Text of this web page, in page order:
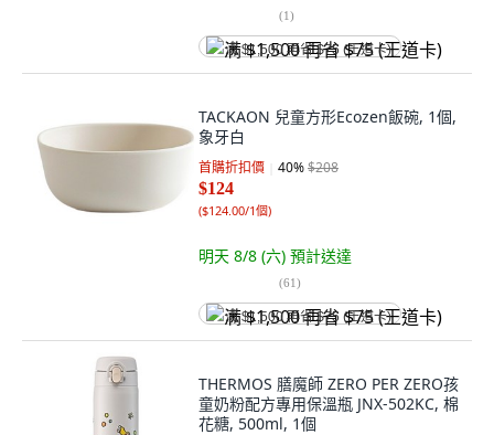
(1)
满 $1,500 再省 $75 (王道卡)
TACKAON 兒童方形Ecozen飯碗, 1個,
象牙白
首購折扣價 40%$208
$124
($124.00/1個)
明天 8/8 (六) 預計送達
(61)
满 $1,500 再省 $75 (王道卡)
THERMOS 膳魔師 ZERO PER ZERO孩
童奶粉配方專用保溫瓶 JNX-502KC, 棉
花糖, 500ml, 1個